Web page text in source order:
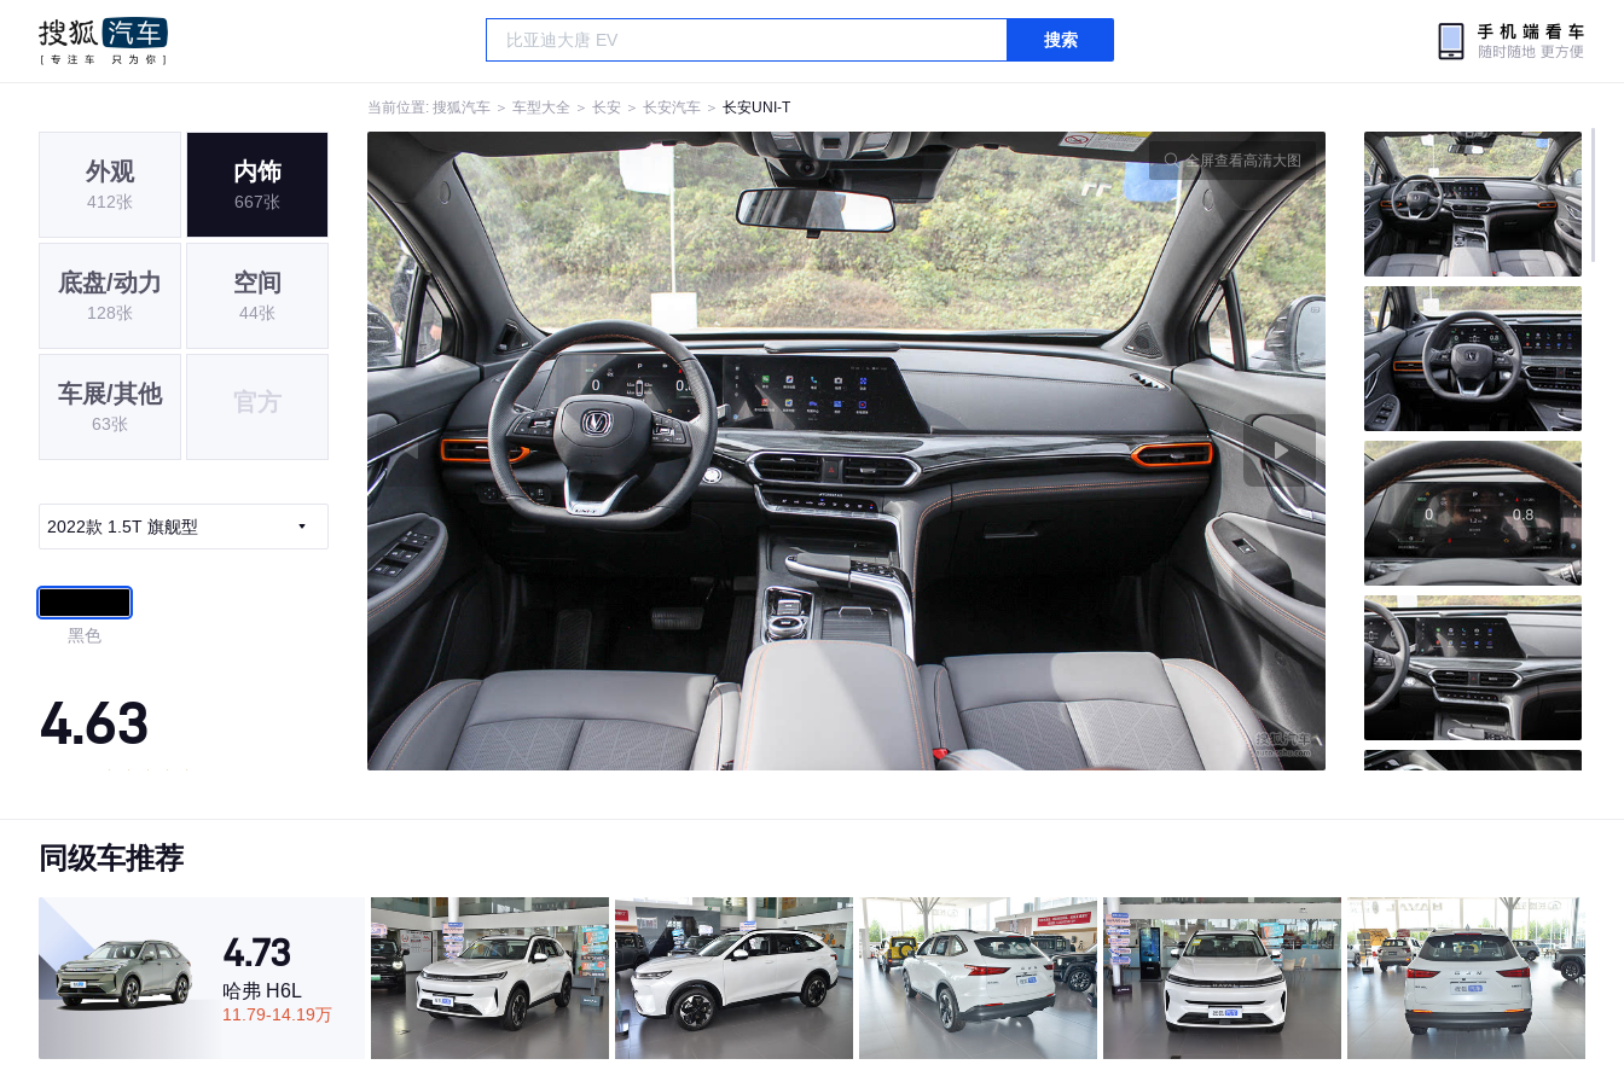
搜索
当前位置: 搜狐汽车 ＞ 车型大全 ＞ 长安 ＞ 长安汽车 ＞ 长安UNI-T
外观
412张
内饰
667张
底盘/动力
128张
空间
44张
车展/其他
63张
官方
2022款 1.5T 旗舰型
黑色
4.63
·内饰表现较为优秀，优于63%同级车
·空间表现一般，低于83%同级车
全屏查看高清大图
同级车推荐
4.73
哈弗 H6L
11.79-14.19万